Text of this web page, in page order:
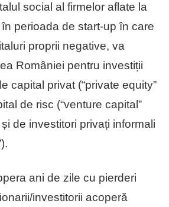
social al firmelor aflate la
perioada de start-up în care
proprii negative, va
României pentru investiții
capital privat (“private equity”
de risc (“venture capital”
de investitori privați informali
ani de zile cu pierderi
investitorii acoperă